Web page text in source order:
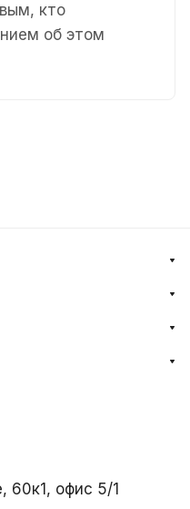
кто
об этом
60к1, офис 5/1